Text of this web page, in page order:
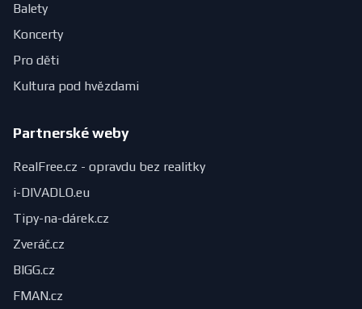
Balety
Koncerty
Pro děti
Kultura pod hvězdami
Partnerské weby
RealFree.cz - opravdu bez realitky
i-DIVADLO.eu
Tipy-na-dárek.cz
Zveráč.cz
BIGG.cz
FMAN.cz